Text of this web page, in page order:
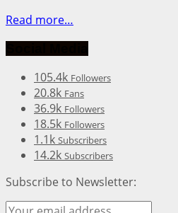
Read more…
105.4k Followers
20.8k Fans
36.9k Followers
18.5k Followers
1.1k Subscribers
14.2k Subscribers
Subscribe to Newsletter: